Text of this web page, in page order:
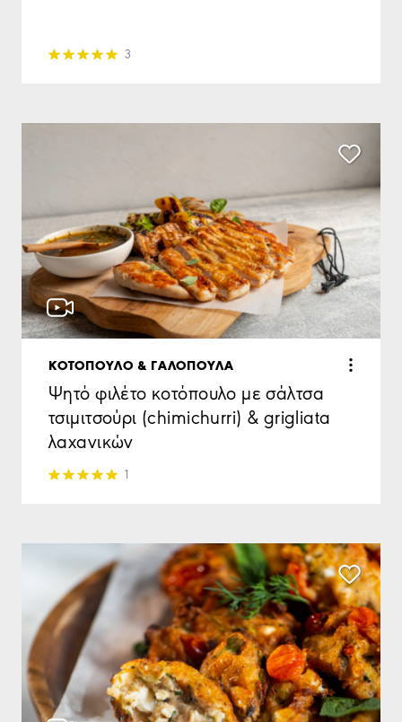
3
ΚΟΤΟΠΟΥΛΟ & ΓΑΛΟΠΟΥΛΑ
Ψητό φιλέτο κοτόπουλο με σάλτσα
τσιμιτσούρι (chimichurri) & grigliata
λαχανικών
1